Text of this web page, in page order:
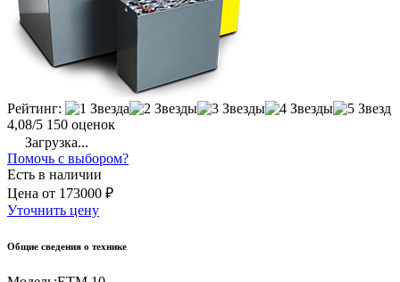
Рейтинг:
4,08/5 150 оценок
Загрузка...
Помочь с выбором?
Есть в наличии
Цена от 173000 ₽
Уточнить цену
Общие сведения о технике